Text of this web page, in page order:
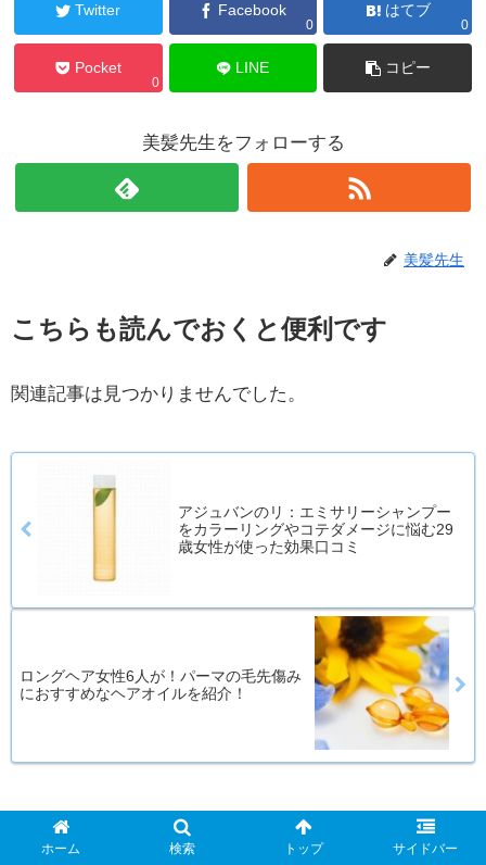
Twitter Facebook
0
はてブ
0
Pocket
0
LINE コピー
美髪先生をフォローする
美髪先生
こちらも読んでおくと便利です
関連記事は見つかりませんでした。
アジュバンのリ：エミサリーシャンプー
をカラーリングやコテダメージに悩む29
歳女性が使った効果口コミ
ロングヘア女性6人が！パーマの毛先傷み
におすすめなヘアオイルを紹介！
コメント
ホーム 検索 トップ サイドバー